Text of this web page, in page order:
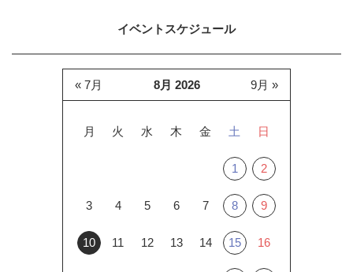
イベントスケジュール
8月 2026
月 火 水 木 金 土 日
1 2
3 4 5 6 7 8 9
10 11 12 13 14 15 16
« 7月 9月 »